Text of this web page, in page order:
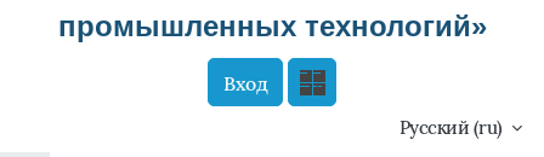
промышленных технологий»
Вход
Русский ‎(ru)‎